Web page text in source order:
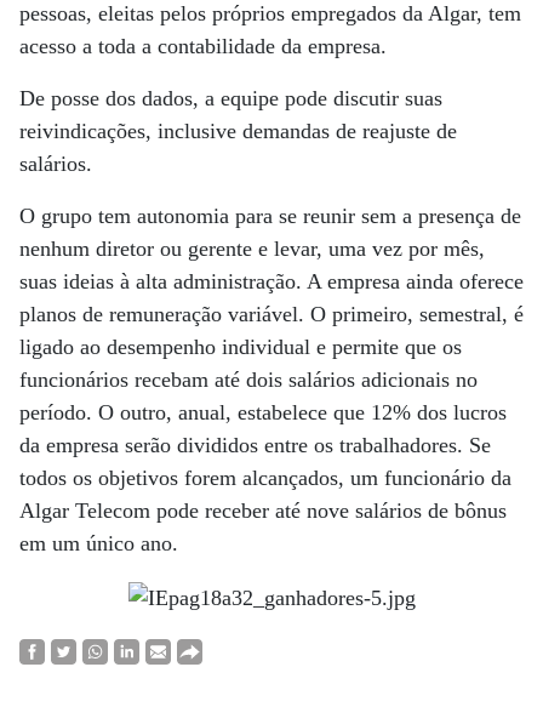
pessoas, eleitas pelos próprios empregados da Algar, tem
acesso a toda a contabilidade da empresa.
De posse dos dados, a equipe pode discutir suas
reivindicações, inclusive demandas de reajuste de
salários.
O grupo tem autonomia para se reunir sem a presença de
nenhum diretor ou gerente e levar, uma vez por mês,
suas ideias à alta administração. A empresa ainda oferece
planos de remuneração variável. O primeiro, semestral, é
ligado ao desempenho individual e permite que os
funcionários recebam até dois salários adicionais no
período. O outro, anual, estabelece que 12% dos lucros
da empresa serão divididos entre os trabalhadores. Se
todos os objetivos forem alcançados, um funcionário da
Algar Telecom pode receber até nove salários de bônus
em um único ano.